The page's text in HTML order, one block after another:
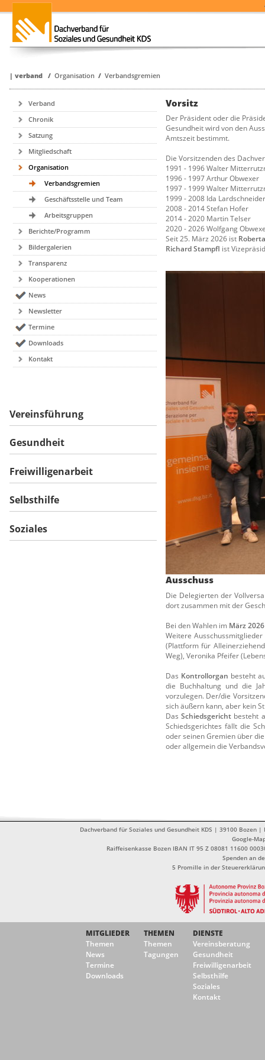
| verband / Organisation / Verbandsgremien
Verband
Chronik
Satzung
Mitgliedschaft
Organisation
Verbandsgremien
Geschäftsstelle und Team
Arbeitsgruppen
Berichte/Programm
Bildergalerien
Transparenz
Kooperationen
News
Newsletter
Termine
Downloads
Kontakt
Vereinsführung
Gesundheit
Freiwilligenarbeit
Selbsthilfe
Soziales
Vorsitz
Der Präsident oder die
Gesundheit wird von den
Amtszeit bestimmt.
Die Vorsitzenden des
1991 - 1996 Walter
1996 - 1997 Arthur Obwexer
1997 - 1999 Walter
1999 - 2008 Ida Lardschneider
2008 - 2014 Stefan Hofer
2014 - 2020 Martin Telser
2020 - 2026 Wolfgang
Seit 25. März 2026 ist
Richard Stampfl ist
Ausschuss
Die Delegierten der
dort zusammen mit der
Bei den Wahlen im März 2026
Weitere
(Plattform für
Weg), Veronika Pfeifer
Das Kontrollorgan besteht
die Buchhaltung und die
vorzulegen. Der/die
sich äußern kann, aber kein
DasSchiedsgericht besteht
Schiedsgerichtes fällt die
oder seinen Gremien über
oder allgemein die
Dachverband für Soziales und Gesundheit KDS | 39100
Google-
Raiffeisenkasse Bozen IBAN IT 95 Z 08081 11600
Spenden an
5 Promille in der
MITGLIEDER
Themen
News
Termine
Downloads
THEMEN
Themen
Tagungen
DIENSTE
Vereinsberatung
Gesundheit
Freiwilligenarbeit
Selbsthilfe
Soziales
Kontakt